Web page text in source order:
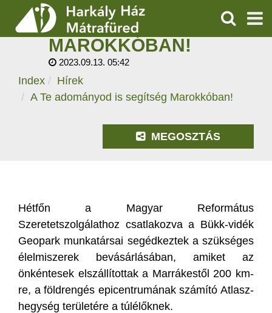
SZOLGÁLTATÁSOK
PROGRAMOK
KERESÉS
A TE ADOMÁNYOD IS
SEGÍTSÉG
MAROKKÓBAN!
2023.09.13. 05:42
Index
Hírek
A Te adományod is segítség Marokkóban!
MEGOSZTÁS
Hétfőn a Magyar Református
Szeretetszolgálathoz csatlakozva a Bükk-vidék
Geopark munkatársai segédkeztek a szükséges
élelmiszerek bevásárlásában, amiket az
önkéntesek elszállítottak a Marrákestől 200 km-
re, a földrengés epicentrumának számító Atlasz-
hegység területére a túlélőknek.